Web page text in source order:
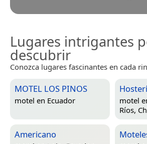
Lugares intrigantes
descubrir
Conozca lugares fascinantes en cada
MOTEL LOS PINOS
motel en Ecuador motel
Ríos,
Americano